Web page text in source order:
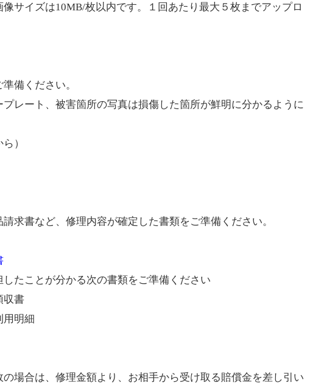
サイズは10MB/枚以内です。１回あたり最大５枚までアップロ
備ください。
レート、被害箇所の写真は損傷した箇所が鮮明に分かるように
）
求書など、修理内容が確定した書類をご準備ください。
たことが分かる次の書類をご準備ください
収書
用明細
場合は、修理金額より、お相手から受け取る賠償金を差し引い